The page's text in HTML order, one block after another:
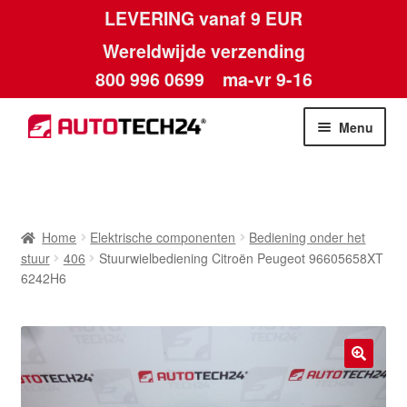
LEVERING vanaf 9 EUR
Wereldwijde verzending
800 996 0699 ma-vr 9-16
Ga
door
Ga
naar
Menu
Algemene voorwaarden
Betalingen
Contact
Home Elektrische componenten
Bediening onder het
stuur
406
Stuurwielbediening Citroën Peugeot 96605658XT
6242H6
🔍